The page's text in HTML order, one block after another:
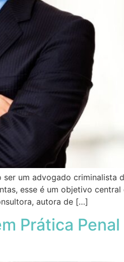
um advogado criminalista
esse é um objetivo
autora de […]
Prática